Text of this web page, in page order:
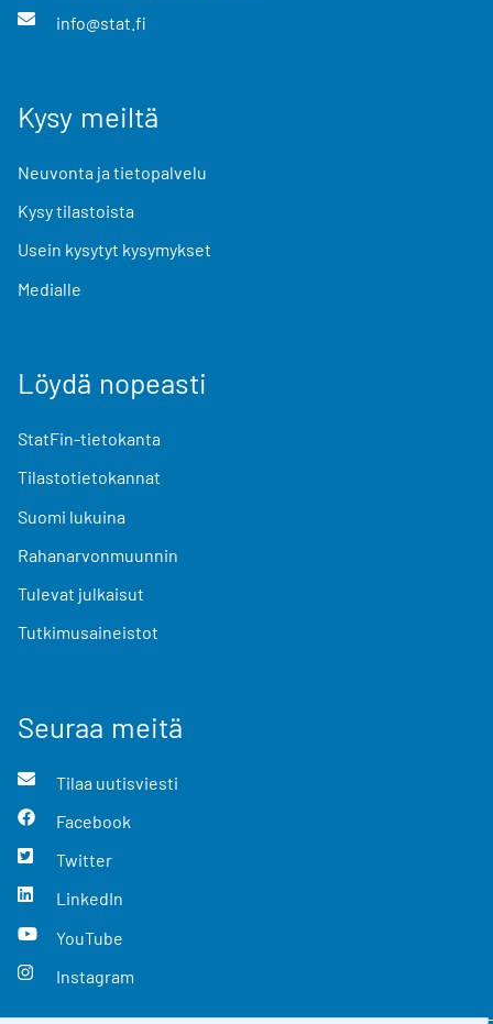
info@stat.fi
Kysy meiltä
Neuvonta ja tietopalvelu
Kysy tilastoista
Usein kysytyt kysymykset
Medialle
Löydä nopeasti
StatFin-tietokanta
Tilastotietokannat
Suomi lukuina
Rahanarvonmuunnin
Tulevat julkaisut
Tutkimusaineistot
Seuraa meitä
Tilaa uutisviesti
Facebook
Twitter
LinkedIn
YouTube
Instagram